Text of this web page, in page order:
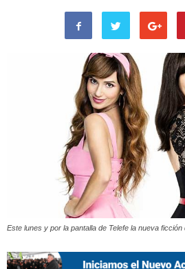
Este lunes y por la pantalla de Telefe la nueva ficción